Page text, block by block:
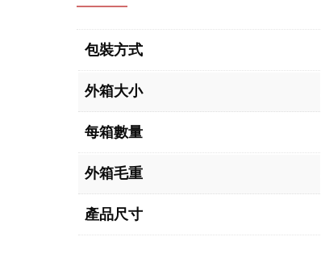
包裝方式
外箱大小
每箱數量
外箱毛重
產品尺寸